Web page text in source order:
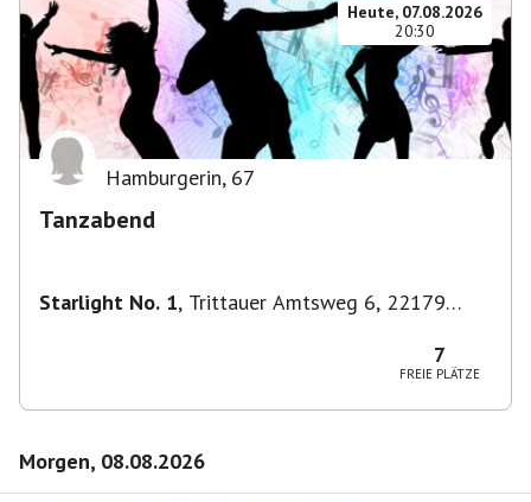
Heute, 07.08.2026
20:30
Hamburgerin, 67
Tanzabend
Starlight No. 1, Trittauer Amtsweg 6, 22179
7
FREIE PLÄTZE
Morgen, 08.08.2026